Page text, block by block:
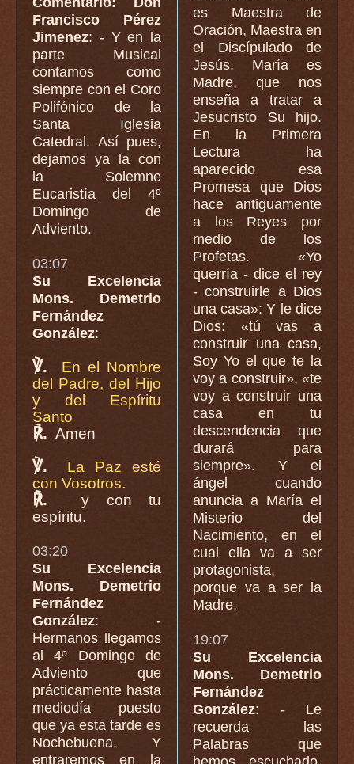
Francisco Pérez
Jimenez: - Y en la
parte Musical
contamos como
siempre con el Coro
Polifónico de la
Santa Iglesia
Catedral. Así pues,
dejamos ya la con
la Solemne
Eucaristía del 4º
Domingo de
Adviento.
03:07
Su Excelencia
Mons. Demetrio
Fernández
González:
℣.
En el Nombre
del Padre, del Hijo
y del Espíritu
Santo
℟. Amen
℣.
La Paz esté
con Vosotros.
℟.
y con tu
espíritu.
03:20
Su Excelencia
Mons. Demetrio
Fernández
González: -
Hermanos llegamos
al 4º Domingo de
Adviento que
prácticamente hasta
mediodía puesto
que ya esta tarde es
Nochebuena. Y
entraremos en la
es Maestra de
Oración, Maestra en
el Discípulado de
Jesús. María es
Madre, que nos
enseña a tratar a
Jesucristo Su hijo.
En la Primera
Lectura ha
aparecido esa
Promesa que Dios
hace antiguamente
a los Reyes por
medio de los
Profetas. «Yo
querría - dice el rey
- construirle a Dios
una casa»: Y le dice
Dios: «tú vas a
construir una casa,
Soy Yo el que te la
voy a construir», «te
voy a construir una
casa en tu
descendencia que
durará para
siempre». Y el
ángel cuando
anuncia a María el
Misterio del
Nacimiento, en el
cual ella va a ser
protagonista,
porque va a ser la
Madre.
19:07
Su Excelencia
Mons. Demetrio
Fernández
González: - Le
recuerda las
Palabras que